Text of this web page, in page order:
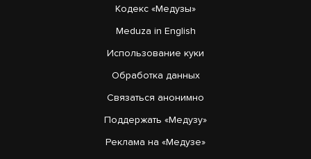
17 часов назад
В Болгарию залетел и взорвался украинский
на рейс, попытались догнать самолет
Кодекс «Медузы»
Meduza in English
Использование куки
Обработка данных
Связаться анонимно
Поддержать «Медузу»
Реклама на «Медузе»